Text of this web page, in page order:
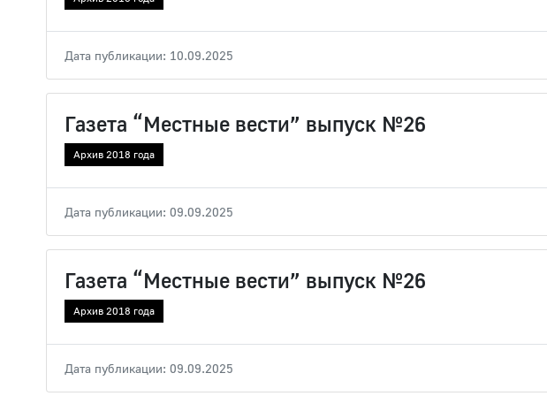
Дата публикации: 10.09.2025
Газета “Местные вести” выпуск №26
Архив 2018 года
Дата публикации: 09.09.2025
Газета “Местные вести” выпуск №26
Архив 2018 года
Дата публикации: 09.09.2025